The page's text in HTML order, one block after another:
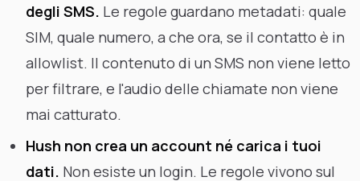
degli SMS. Le regole guardano metadati: quale
SIM, quale numero, a che ora, se il contatto è in
allowlist. Il contenuto di un SMS non viene letto
per filtrare, e l'audio delle chiamate non viene
mai catturato.
Hush non crea un account né carica i tuoi
dati. Non esiste un login. Le regole vivono sul